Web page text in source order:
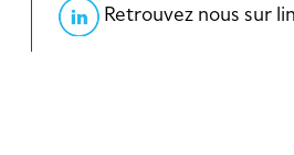
Retrouvez nous sur